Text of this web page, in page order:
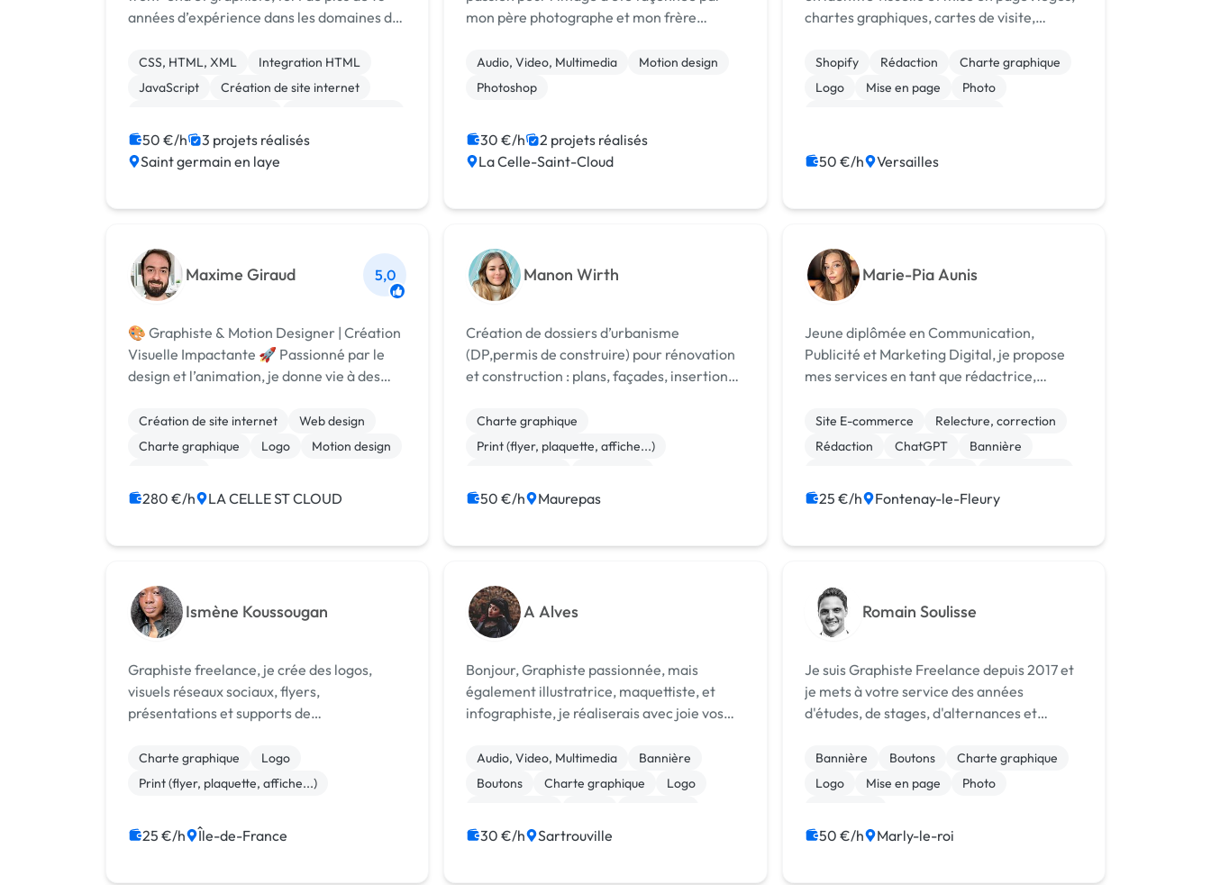
années d’expérience dans les domaines du
agence parisienne, en tant que
développeur front-end , graphiste, et chef
CSS, HTML, XML
Integration HTML
JavaScript
Création de site internet
Front-end
Gestion de projet
Ruby on Rails
50 €/h
3 projets réalisés
Saint germain en laye
mon père photographe et mon frère
explorer tous les aspects de la production à
la post-production. Fort d'une formation
Audio, Video, Multimedia
Motion design
Photoshop
30 €/h
2 projets réalisés
La Celle-Saint-Cloud
chartes graphiques, cartes de visite,
avez besoin d’aide pour rendre votre
entreprise unique et reconnaissabl...
Shopify Rédaction
Charte graphique
Logo
Mise en page
Photo
SEO / GEO
50 €/h Versailles
Maxime Giraud 5,0
🎨 Graphiste & Motion Designer | Création
Visuelle Impactante 🚀 Passionné par le
design et l’animation, je donne vie à des
entrepreneurs et créateurs de contenu.
Spécialisé en motion design, branding et
Création de site internet
Web design
Charte graphique
Logo
Motion design
Print (flyer, plaquette, affiche...)
280 €/h LA CELLE ST CLOUD
Manon Wirth
Création de dossiers d’urbanisme
(DP,permis de construire) pour rénovation
et construction : plans, façades, insertions,
graphisme,gestion administrative et
maîtrise l'anglais.
Charte graphique
Print (flyer, plaquette, affiche...)
50 €/h Maurepas
Marie-Pia Aunis
Jeune diplômée en Communication,
Publicité et Marketing Digital, je propose
mes services en tant que rédactrice,
media manager, consultante en stratégie
digitale, et graphiste. N'hésitez pas à me
Site E-commerce
Relecture, correction
Rédaction
ChatGPT
Bannière
Photoshop
25 €/h Fontenay-le-Fleury
Ismène Koussougan
Graphiste freelance, je crée des logos,
visuels réseaux sociaux, flyers,
présentations et supports de
à votre activité.
Charte graphique
Logo
Print (flyer, plaquette, affiche...)
25 €/h Île-de-France
A Alves
Bonjour, Graphiste passionnée, mais
également illustratrice, maquettiste, et
infographiste, je réaliserais avec joie vos
web. Formée et diplômée chez ITECOM Art
Design, je suis actuellement en fr...
Audio, Video, Multimedia
Bannière
Boutons
Charte graphique
Logo
Emailing
Communication
30 €/h Sartrouville
Romain Soulisse
Je suis Graphiste Freelance depuis 2017 et
je mets à votre service des années
d'études, de stages, d'alternances et
graphique.
Bannière Boutons
Charte graphique
Logo
Mise en page
Photo
Print (flyer, plaquette, affiche...)
50 €/h Marly-le-roi